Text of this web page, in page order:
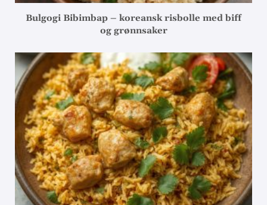
Bulgogi Bibimbap – koreansk risbolle med biff
og grønnsaker